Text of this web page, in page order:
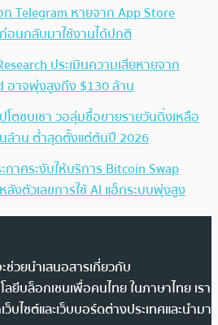
Telegram หายจาก App Store
อนกลับมาใช้งานได้ปกติ
ประเมินความเสียหายจาก
อาจพุ่งสูงถึง $130 ล้าน
ตซบเซา วอลุ่มซื้อขายรายวันดิ่งเหลือ
ล้าน ต่ำสุดตั้งแต่ต้นปี 2026
กาศระงับให้บริการ Bitcoin Swap
ลังตัวเลขการใช้ AI แฮ็กระบบพุ่งสูง
วยนำเสนอสารเกี่ยวกับ
ยีบล็อกเชนเพื่อคนไทย ในภาษาไทย เรา
ไซต์และเว็บบอร์ดต่างประเทศและนำมา